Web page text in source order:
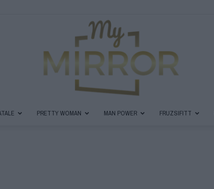
PRETTY WOMAN MAN POWER FRUZSIFITT